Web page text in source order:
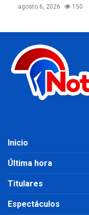
agosto 6, 2026 150
Inicio
Última hora
Titulares
Espectáculos